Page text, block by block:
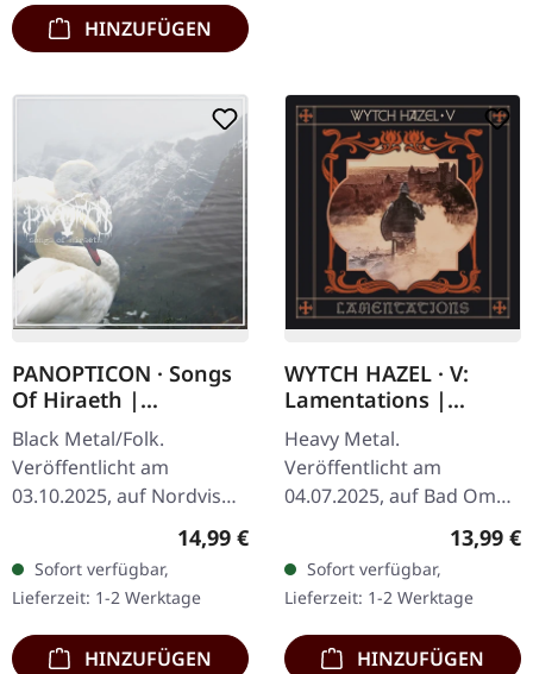
HINZUFÜGEN
PANOPTICON · Songs
Of Hiraeth |
DIGISLEEVE CD
Black Metal/Folk.
Veröffentlicht am
03.10.2025, auf Nordvis
Digisleeve. Panopticon
kehrt mit "Songs of
Hiraeth" zurück, einer…
Regulärer Preis:
14,99 €
Sofort verfügbar,
Lieferzeit: 1-2 Werktage
HINZUFÜGEN
WYTCH HAZEL · V:
Lamentations |
DIGIPAK CD
Heavy Metal.
Veröffentlicht am
04.07.2025, auf Bad Omen
Records. CD im DigiPak.
„V: Lamentations“ zeigt
die britische
Rockformation Wytch
Hazel, wie…
13,99 €
Sofort verfügbar,
Lieferzeit: 1-2 Werktage
HINZUFÜGEN